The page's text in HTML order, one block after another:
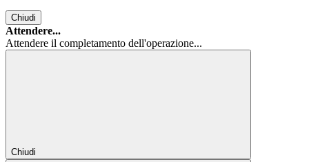
Chiudi
Attendere...
Attendere il completamento dell'operazione...
Chiudi